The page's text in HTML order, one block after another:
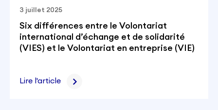
3 juillet 2025
Six différences entre le Volontariat
international d’échange et de solidarité
(VIES) et le Volontariat en entreprise (VIE)
Lire l'article